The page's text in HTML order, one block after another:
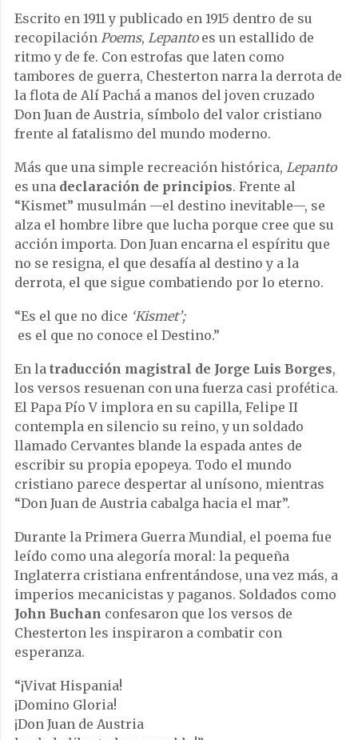
Escrito en 1911 y publicado en 1915 dentro de su
recopilación Poems, Lepantoes un estallido de
ritmo y de fe. Con estrofas que laten como
tambores de guerra, Chesterton narra la derrota de
la flota de Alí Pachá a manos del joven cruzado
Don Juan de Austria, símbolo del valor cristiano
frente al fatalismo del mundo moderno.
Más que una simple recreación histórica, Lepanto
es una declaración de principios. Frente al
“Kismet” musulmán —el destino inevitable—, se
alza el hombre libre que lucha porque cree que su
acción importa. Don Juan encarna el espíritu que
no se resigna, el que desafía al destino y a la
derrota, el que sigue combatiendo por lo eterno.
“Es el que no dice ‘Kismet’;
es el que no conoce el Destino.”
En la traducción magistral de Jorge Luis Borges,
los versos resuenan con una fuerza casi profética.
El Papa Pío V implora en su capilla, Felipe II
contempla en silencio su reino, y un soldado
llamado Cervantes blande la espada antes de
escribir su propia epopeya. Todo el mundo
cristiano parece despertar al unísono, mientras
“Don Juan de Austria cabalga hacia el mar”.
Durante la Primera Guerra Mundial, el poema fue
leído como una alegoría moral: la pequeña
Inglaterra cristiana enfrentándose, una vez más, a
imperios mecanicistas y paganos. Soldados como
John Buchan confesaron que los versos de
Chesterton les inspiraron a combatir con
esperanza.
“¡Vivat Hispania!
¡Domino Gloria!
¡Don Juan de Austria